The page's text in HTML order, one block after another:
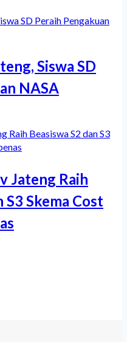
Siswa SD
NASA
Jateng Raih
S3 Skema Cost